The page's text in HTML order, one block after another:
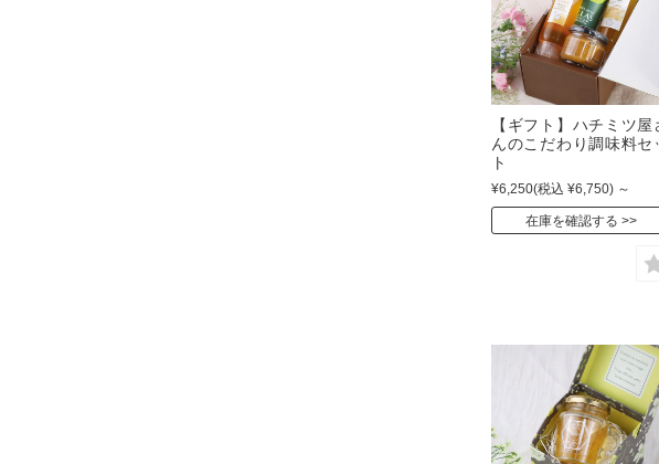
【ギフト】ハチミツ屋
んのこだわり調味料セ
ト
¥6,250(税込 ¥6,750) ～
在庫を確認する